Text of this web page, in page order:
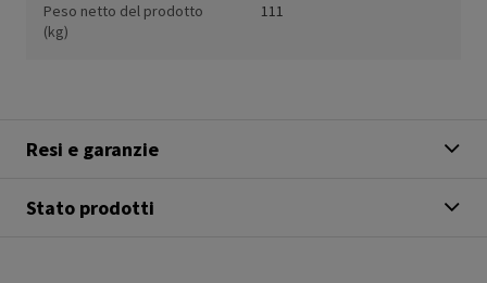
Peso netto del prodotto
(kg)
111
Resi e garanzie
Stato prodotti